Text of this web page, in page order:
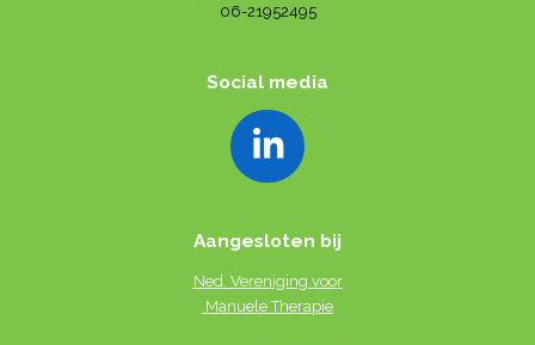
06-21952495
Social media
L
n
e
Aangesloten bij
Ned. Vereniging voor
Manuele Therapie